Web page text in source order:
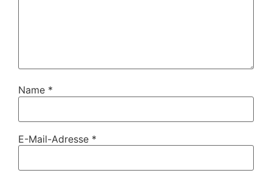
Name *
E-Mail-Adresse *